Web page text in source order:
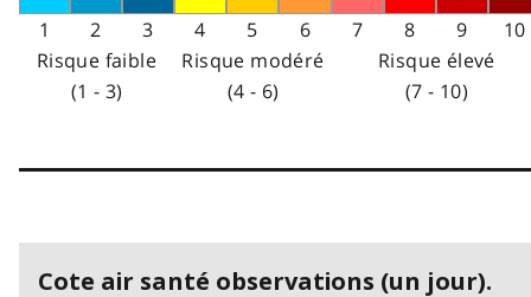
1 2 3 4 5 6 7 8 9
10
Risque faible
(1 - 3)
Risque modéré
(4 - 6)
Risque élevé
(7 - 10)
Cote air santé observations (un jour).